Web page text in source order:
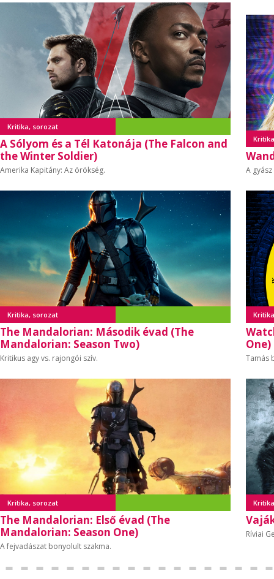
Kritika, sorozat
A Sólyom és a Tél Katonája (The Falcon and
the Winter Soldier)
Amerika Kapitány: Az örökség.
Kritika, sorozat
The Mandalorian: Második évad (The
Mandalorian: Season Two)
Kritikus agy vs. rajongói szív.
Kritika, sorozat
The Mandalorian: Első évad (The
Mandalorian: Season One)
A fejvadászat bonyolult szakma.
A
One)
Tamás
Ríviai